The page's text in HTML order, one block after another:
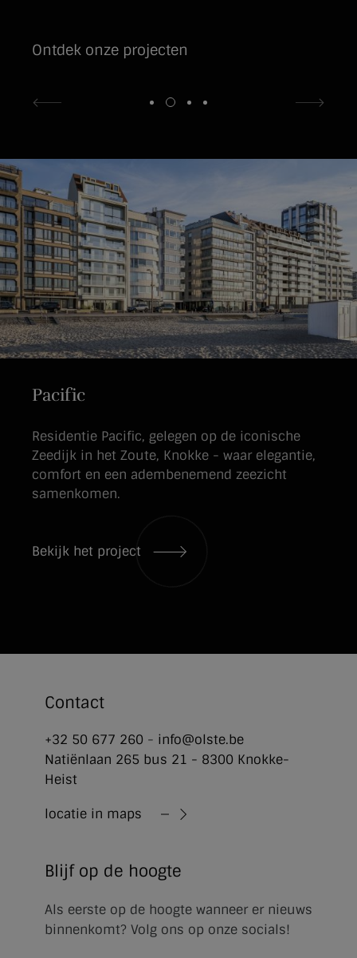
Ontdek onze projecten
Pacific
Residentie Pacific, gelegen op de iconische
Zeedijk in het Zoute, Knokke - waar elegantie,
comfort en een adembenemend zeezicht
samenkomen.
Bekijk het project
Contact
+32 50 677 260 - info@olste.be
Natiënlaan 265 bus 21 - 8300 Knokke-
Heist
locatie in maps
Blijf op de hoogte
Als eerste op de hoogte wanneer er nieuws
binnenkomt? Volg ons op onze socials!